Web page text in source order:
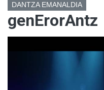
DANTZA EMANALDIA
genErorAntz